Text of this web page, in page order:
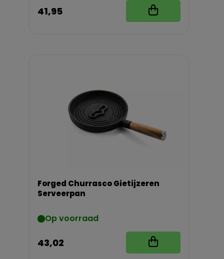
41,95
Forged Churrasco Gietijzeren
Serveerpan
Op voorraad
43,02